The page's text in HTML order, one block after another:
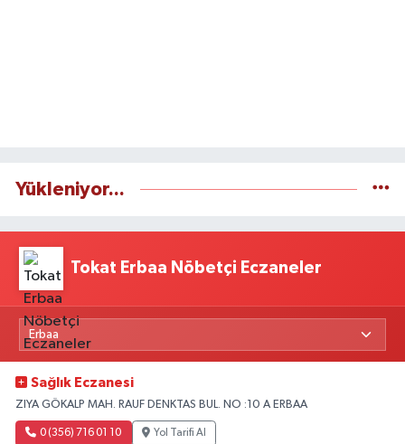
Yükleniyor...
Tokat Erbaa Nöbetçi Eczaneler
Sağlık Eczanesi
ZIYA GÖKALP MAH. RAUF DENKTAS BUL. NO :10 A ERBAA
0 (356) 716 01 10 Yol Tarifi Al